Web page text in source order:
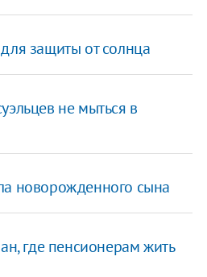
защиты от солнца
не мыться в
новорожденного сына
где пенсионерам жить